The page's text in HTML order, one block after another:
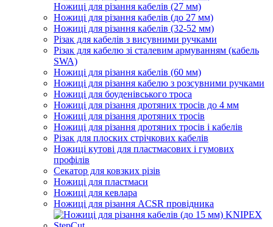
Ножиці для різання кабелів (27 мм)
Ножиці для різання кабелів (до 27 мм)
Ножиці для різання кабелів (32-52 мм)
Різак для кабелів з висувними ручками
Різак для кабелю зі сталевим армуванням (кабель
SWA)
Ножиці для різання кабелів (60 мм)
Ножиці для різання кабелю з розсувними ручками
Ножиці для боуденівського троса
Ножиці для різання дротяних тросів до 4 мм
Ножиці для різання дротяних тросів
Ножиці для різання дротяних тросів і кабелів
Різак для плоских стрічкових кабелів
Ножиці кутові для пластмасових і гумових
профілів
Секатор для ковзких різів
Ножиці для пластмаси
Ножиці для кевлара
Ножиці для різання ACSR провідника